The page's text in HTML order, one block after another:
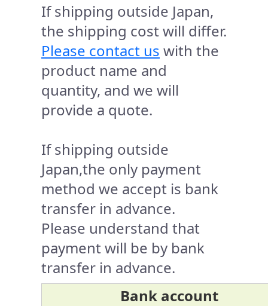
If shipping outside Japan,
the shipping cost will differ.
Please contact us with the
product name and
quantity, and we will
provide a quote.
If shipping outside
Japan,the only payment
method we accept is bank
transfer in advance.
Please understand that
payment will be by bank
transfer in advance.
Bank account